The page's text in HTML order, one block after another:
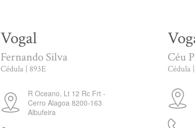
Vogal
Fernando Silva
Cédula | 893E
R Oceano, Lt 12 Rc Frt -
Cerro Alagoa 8200-163
Albufeira
Céu
Cédula